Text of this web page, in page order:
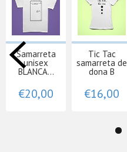
Samarreta
unisex
BLANCA...
€20,00
Tic Tac
samarreta de
dona B
€16,00